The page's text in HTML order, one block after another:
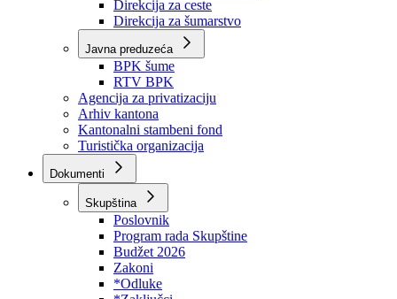
Direkcije
Direkcija za robne rezerve
Direkcija za ceste
Direkcija za šumarstvo
Javna preduzeća
BPK šume
RTV BPK
Agencija za privatizaciju
Arhiv kantona
Kantonalni stambeni fond
Turistička organizacija
Dokumenti
Skupština
Poslovnik
Program rada Skupštine